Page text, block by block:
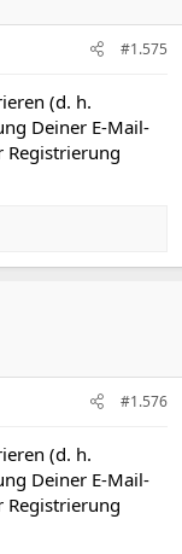
#1.575
(d. h.
Deiner E-Mail-
Registrierung
#1.576
(d. h.
Deiner E-Mail-
Registrierung